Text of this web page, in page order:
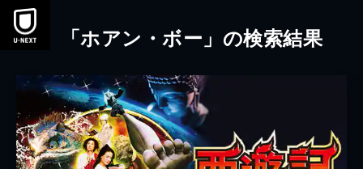
本文へスキップ
「ホアン・ボー」の検索結果